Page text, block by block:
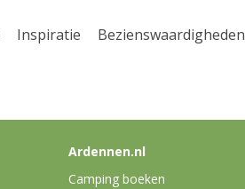
Inspiratie Bezienswaardigheden
Ardennen.nl
Camping boeken